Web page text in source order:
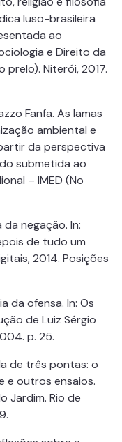
luso-brasileira
ao
e Direito da
prelo). Niterói, 2017.
Fanfa. As lamas
ambiental e
da perspectiva
submetida ao
– IMED (No
da negação. In:
de tudo um
2014. Posições
da ofensa. In: Os
de Luiz Sérgio
p. 25.
de três pontas: o
e outros ensaios.
Jardim. Rio de